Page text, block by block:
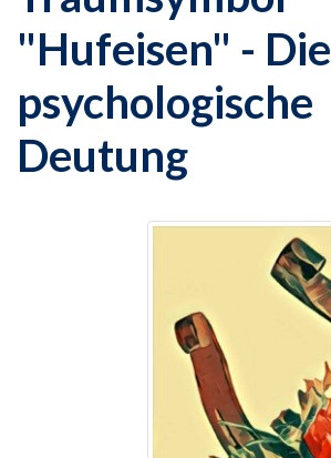
"Hufeisen" - Die
psychologische
Deutung